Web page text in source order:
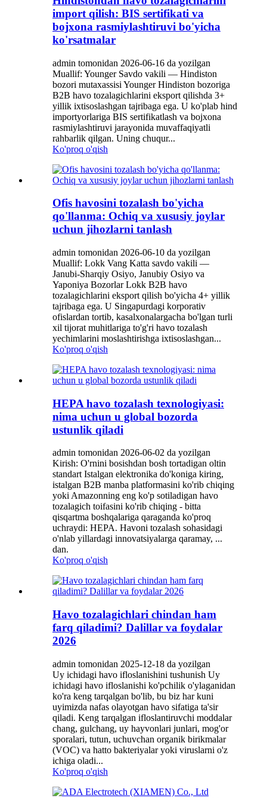
import qilish: BIS sertifikati va
bojxona rasmiylashtiruvi bo'yicha
ko'rsatmalar
admin tomonidan 2026-06-16 da yozilgan
Muallif: Younger Savdo vakili — Hindiston
bozori mutaxassisi Younger Hindiston bozoriga
B2B havo tozalagichlarini eksport qilishda 3+
yillik ixtisoslashgan tajribaga ega. U ko'plab hind
importyorlariga BIS sertifikatlash va bojxona
rasmiylashtiruvi jarayonida muvaffaqiyatli
rahbarlik qilgan. Uning chuqur...
Ko'proq o'qish
Ofis havosini tozalash bo'yicha
qo'llanma: Ochiq va xususiy joylar
uchun jihozlarni tanlash
admin tomonidan 2026-06-10 da yozilgan
Muallif: Lokk Vang Katta savdo vakili —
Janubi-Sharqiy Osiyo, Janubiy Osiyo va
Yaponiya Bozorlar Lokk B2B havo
tozalagichlarini eksport qilish bo'yicha 4+ yillik
tajribaga ega. U Singapurdagi korporativ
ofislardan tortib, kasalxonalargacha bo'lgan turli
xil tijorat muhitlariga to'g'ri havo tozalash
yechimlarini moslashtirishga ixtisoslashgan...
Ko'proq o'qish
HEPA havo tozalash texnologiyasi:
nima uchun u global bozorda
ustunlik qiladi
admin tomonidan 2026-06-02 da yozilgan
Kirish: O'rnini bosishdan bosh tortadigan oltin
standart Istalgan elektronika do'koniga kiring,
istalgan B2B manba platformasini ko'rib chiqing
yoki Amazonning eng ko'p sotiladigan havo
tozalagich toifasini ko'rib chiqing - bitta
qisqartma boshqalariga qaraganda ko'proq
uchraydi: HEPA. Havoni tozalash sohasidagi
o'nlab yillardagi innovatsiyalarga qaramay, ...
dan.
Ko'proq o'qish
Havo tozalagichlari chindan ham
farq qiladimi? Dalillar va foydalar
2026
admin tomonidan 2025-12-18 da yozilgan
Uy ichidagi havo ifloslanishini tushunish Uy
ichidagi havo ifloslanishi ko'pchilik o'ylaganidan
ko'ra keng tarqalgan bo'lib, bu biz har kuni
uyimizda nafas olayotgan havo sifatiga ta'sir
qiladi. Keng tarqalgan ifloslantiruvchi moddalar
chang, gulchang, uy hayvonlari junlari, mog'or
sporalari, tutun, uchuvchan organik birikmalar
(VOC) va hatto bakteriyalar yoki viruslarni o'z
ichiga oladi...
Ko'proq o'qish